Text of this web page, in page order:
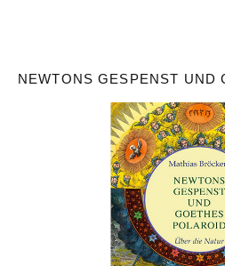
NEWTONS GESPENST UND